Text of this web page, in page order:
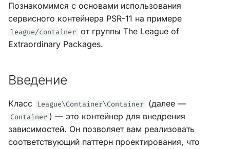
ц
я
Познакомимся с основами использования
сервисного контейнера PSR-11 на примере
league/container от группы The League of
Extraordinary Packages.
Введение
Класс League\Container\Container (далее —
Container ) — это контейнер для внедрения
зависимостей. Он позволяет вам реализовать
соответствующий паттерн проектирования, что